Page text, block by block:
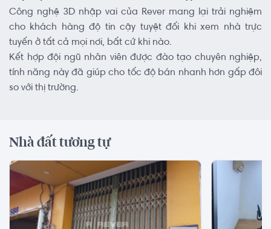
Công nghệ 3D nhập vai của Rever mang lại trải nghiệm
cho khách hàng độ tin cậy tuyệt đối khi xem nhà trực
tuyến ở tất cả mọi nơi, bất cứ khi nào.
Kết hợp đội ngũ nhân viên được đào tạo chuyên nghiệp,
tính năng này đã giúp cho tốc độ bán nhanh hơn gấp đôi
so với thị trường.
Nhà đất tương tự